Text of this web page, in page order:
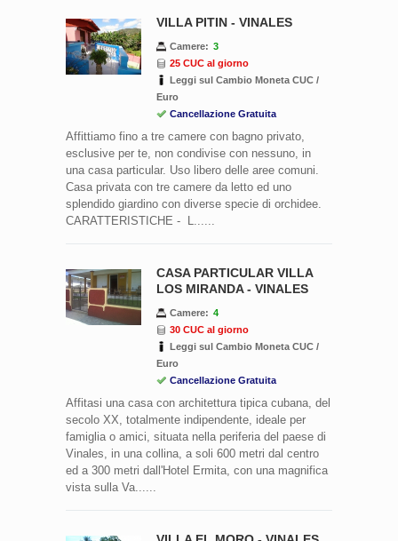
VILLA PITIN - VINALES
Camere: 3
25 CUC al giorno
Leggi sul Cambio Moneta CUC /
Euro
Cancellazione Gratuita
Affittiamo fino a tre camere con bagno privato,
esclusive per te, non condivise con nessuno, in
una casa particular. Uso libero delle aree comuni.
Casa privata con tre camere da letto ed uno
splendido giardino con diverse specie di orchidee.
CARATTERISTICHE - L......
CASA PARTICULAR VILLA
LOS MIRANDA - VINALES
Camere: 4
30 CUC al giorno
Leggi sul Cambio Moneta CUC /
Euro
Cancellazione Gratuita
Affitasi una casa con architettura tipica cubana, del
secolo XX, totalmente indipendente, ideale per
famiglia o amici, situata nella periferia del paese di
Vinales, in una collina, a soli 600 metri dal centro
ed a 300 metri dall'Hotel Ermita, con una magnifica
vista sulla Va......